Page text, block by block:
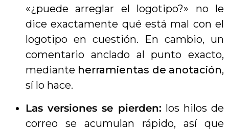
«¿puede arreglar el logotipo?» no le
dice exactamente qué está mal con el
logotipo en cuestión. En cambio, un
comentario anclado al punto exacto,
mediante herramientas de anotación,
sí lo hace.
Las versiones se pierden: los hilos de
correo se acumulan rápido, así que